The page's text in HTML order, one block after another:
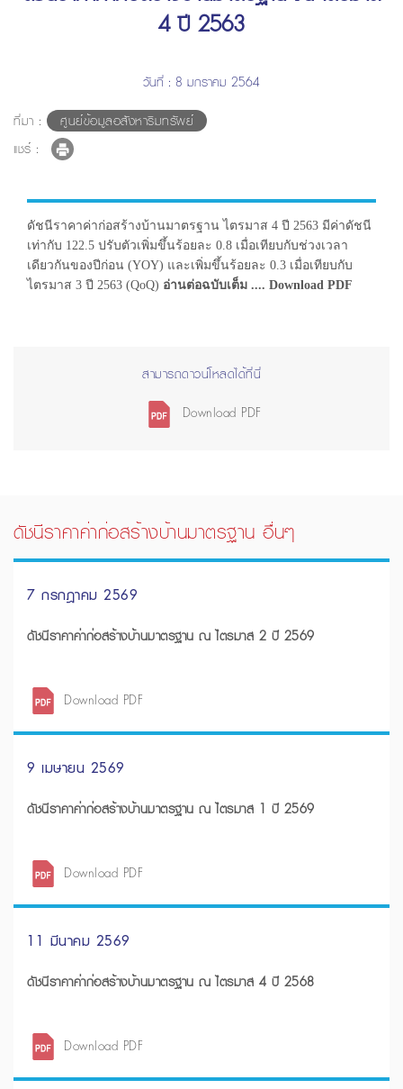
4 ปี 2563
วันที่ : 8 มกราคม 2564
ที่มา :
ศูนย์ข้อมูลอสังหาริมทรัพย์
แชร์ :
ดัชนีราคาค่าก่อสร้างบ้านมาตรฐาน ไตรมาส 4 ปี 2563 มีค่าดัชนี
เท่ากับ 122.5 ปรับตัวเพิ่มขึ้นร้อยละ 0.8 เมื่อเทียบกับช่วงเวลา
เดียวกันของปีก่อน (YOY) และเพิ่มขึ้นร้อยละ 0.3 เมื่อเทียบกับ
ไตรมาส 3 ปี 2563 (QoQ) อ่านต่อฉบับเต็ม .... Download PDF
สามารถดาวน์โหลดได้ที่นี่
Download PDF
ดัชนีราคาค่าก่อสร้างบ้านมาตรฐาน อื่นๆ
7 กรกฎาคม 2569
ดัชนีราคาค่าก่อสร้างบ้านมาตรฐาน ณ ไตรมาส 2 ปี 2569
Download PDF
9 เมษายน 2569
ดัชนีราคาค่าก่อสร้างบ้านมาตรฐาน ณ ไตรมาส 1 ปี 2569
Download PDF
11 มีนาคม 2569
ดัชนีราคาค่าก่อสร้างบ้านมาตรฐาน ณ ไตรมาส 4 ปี 2568
Download PDF